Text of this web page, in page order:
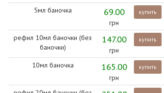
5мл баночка 69.00
грн
купить
рефил 10мл баночки (без
баночки)
147.00
грн
купить
10мл баночка 165.00
грн
купить